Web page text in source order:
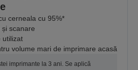
cerneala cu 95%*
scanare
utilizat
volume mari de imprimare acasă
imprimante la 3 ani. Se aplică